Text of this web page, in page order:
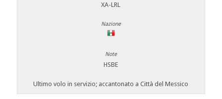
XA-LRL
HSBE
Ultimo volo in servizio; accantonato a Città del Messico